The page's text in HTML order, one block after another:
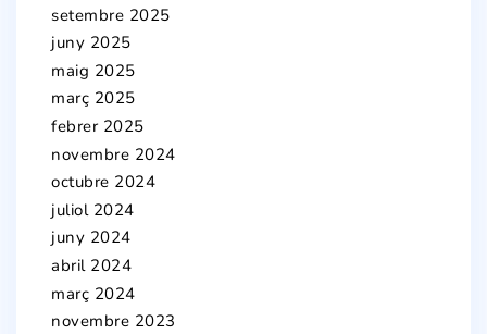
setembre 2025
juny 2025
maig 2025
març 2025
febrer 2025
novembre 2024
octubre 2024
juliol 2024
juny 2024
abril 2024
març 2024
novembre 2023